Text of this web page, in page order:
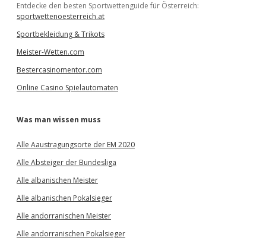
Entdecke den besten Sportwettenguide für Österreich:
sportwettenoesterreich.at
Sportbekleidung & Trikots
Meister-Wetten.com
Bestercasinomentor.com
Online Casino Spielautomaten
Was man wissen muss
Alle Aaustragungsorte der EM 2020
Alle Absteiger der Bundesliga
Alle albanischen Meister
Alle albanischen Pokalsieger
Alle andorranischen Meister
Alle andorranischen Pokalsieger